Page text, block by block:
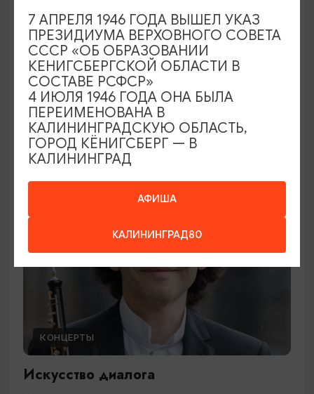
ВЫСТАВКИ
Солнечное притяжение
21.08.2026 - 20.09.2026
Калининград, Музей янтаря
ОТ 1000₽
КОНЦЕРТЫ
Искусство диалога
АФИША
КАЛИНИНГРАД80
7 АПРЕЛЯ 1946 ГОДА ВЫШЕЛ УКАЗ
ПРЕЗИДИУМА ВЕРХОВНОГО СОВЕТА
СССР «ОБ ОБРАЗОВАНИИ
КЕНИГСБЕРГСКОЙ ОБЛАСТИ В
СОСТАВЕ РСФСР»
4 ИЮЛЯ 1946 ГОДА ОНА БЫЛА
ПЕРЕИМЕНОВАНА В
КАЛИНИНГРАДСКУЮ ОБЛАСТЬ,
ГОРОД КЁНИГСБЕРГ — В
КАЛИНИНГРАД